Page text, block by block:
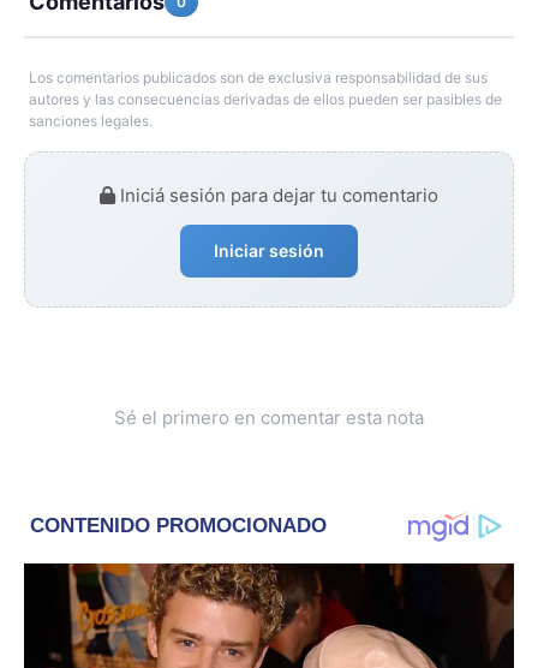
Los comentarios publicados son de exclusiva responsabilidad de sus
autores y las consecuencias derivadas de ellos pueden ser pasibles de
sanciones legales.
Iniciá sesión para dejar tu comentario
Iniciar sesión
Sé el primero en comentar esta nota